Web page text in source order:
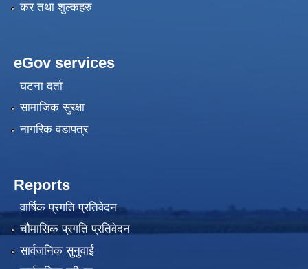
कर तथा शुल्कहरु
eGov services
घटना दर्ता
सामाजिक सुरक्षा
नागरिक वडापत्र
Reports
वार्षिक प्रगति प्रतिवेदन
चौमासिक प्रगति प्रतिवेदन
सार्वजनिक सुनुवाई